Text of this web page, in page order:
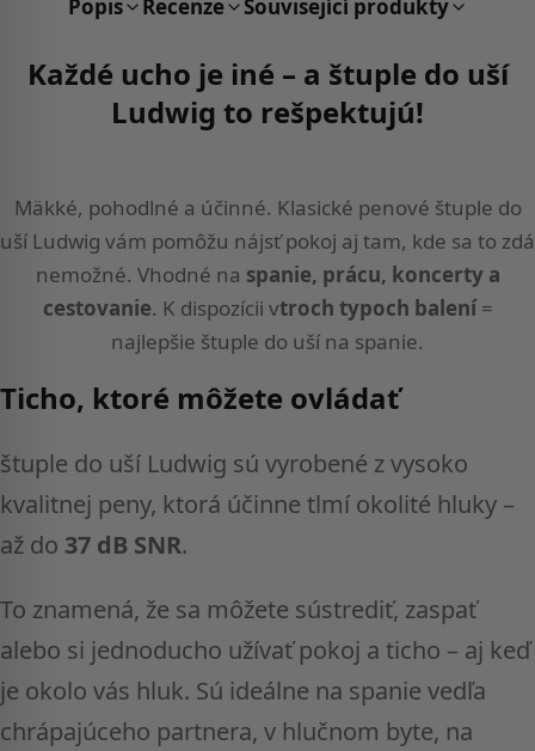
Popis Recenze Související produkty
Každé ucho je iné – a štuple do uší
Ludwig to rešpektujú!
Mäkké, pohodlné a účinné. Klasické penové štuple do
uší Ludwig vám pomôžu nájsť pokoj aj tam, kde sa to zdá
nemožné. Vhodné na spanie, prácu, koncerty a
cestovanie. K dispozícii vtroch typoch balení=
najlepšie štuple do uší na spanie.
Ticho, ktoré môžete ovládať
štuple do uší Ludwig sú vyrobené z vysoko
kvalitnej peny, ktorá účinne tlmí okolité hluky –
až do 37 dB SNR.
To znamená, že sa môžete sústrediť, zaspať
alebo si jednoducho užívať pokoj a ticho – aj keď
je okolo vás hluk. Sú ideálne na spanie vedľa
chrápajúceho partnera, v hlučnom byte, na